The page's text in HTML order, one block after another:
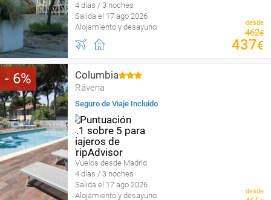
4 días / 3 noches
Salida el 17 ago 2026
Alojamiento y desayuno
desde
462€
437€
6 Columbia
Rávena
Seguro de Viaje Incluido
Vuelos desde Madrid
4 días / 3 noches
Salida el 17 ago 2026
Alojamiento y desayuno
desde